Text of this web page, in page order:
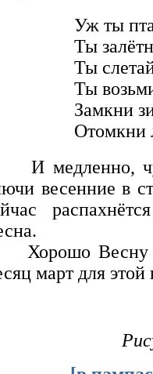
Уж ты
Ты
Ты
Ты
Замкни
Отомкни
медленно,
весенние в
Весну
март для этой